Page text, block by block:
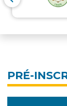
PRÉ-